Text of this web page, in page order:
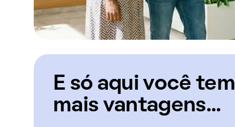
E só aqui você tem
mais vantagens...